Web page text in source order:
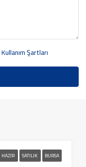
Kullanım Şartları
HAZIR SATILIK BURSA